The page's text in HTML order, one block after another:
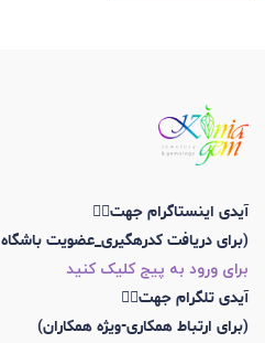
آیدی اینستاگرام جهت👇🏼
(برای دریافت کدرهگیری_عضویت
برای ورود به پیج کلیک کنید
آیدی تلگرام جهت👇🏼
(برای ارتباط همکاری-ویژه همکاران)